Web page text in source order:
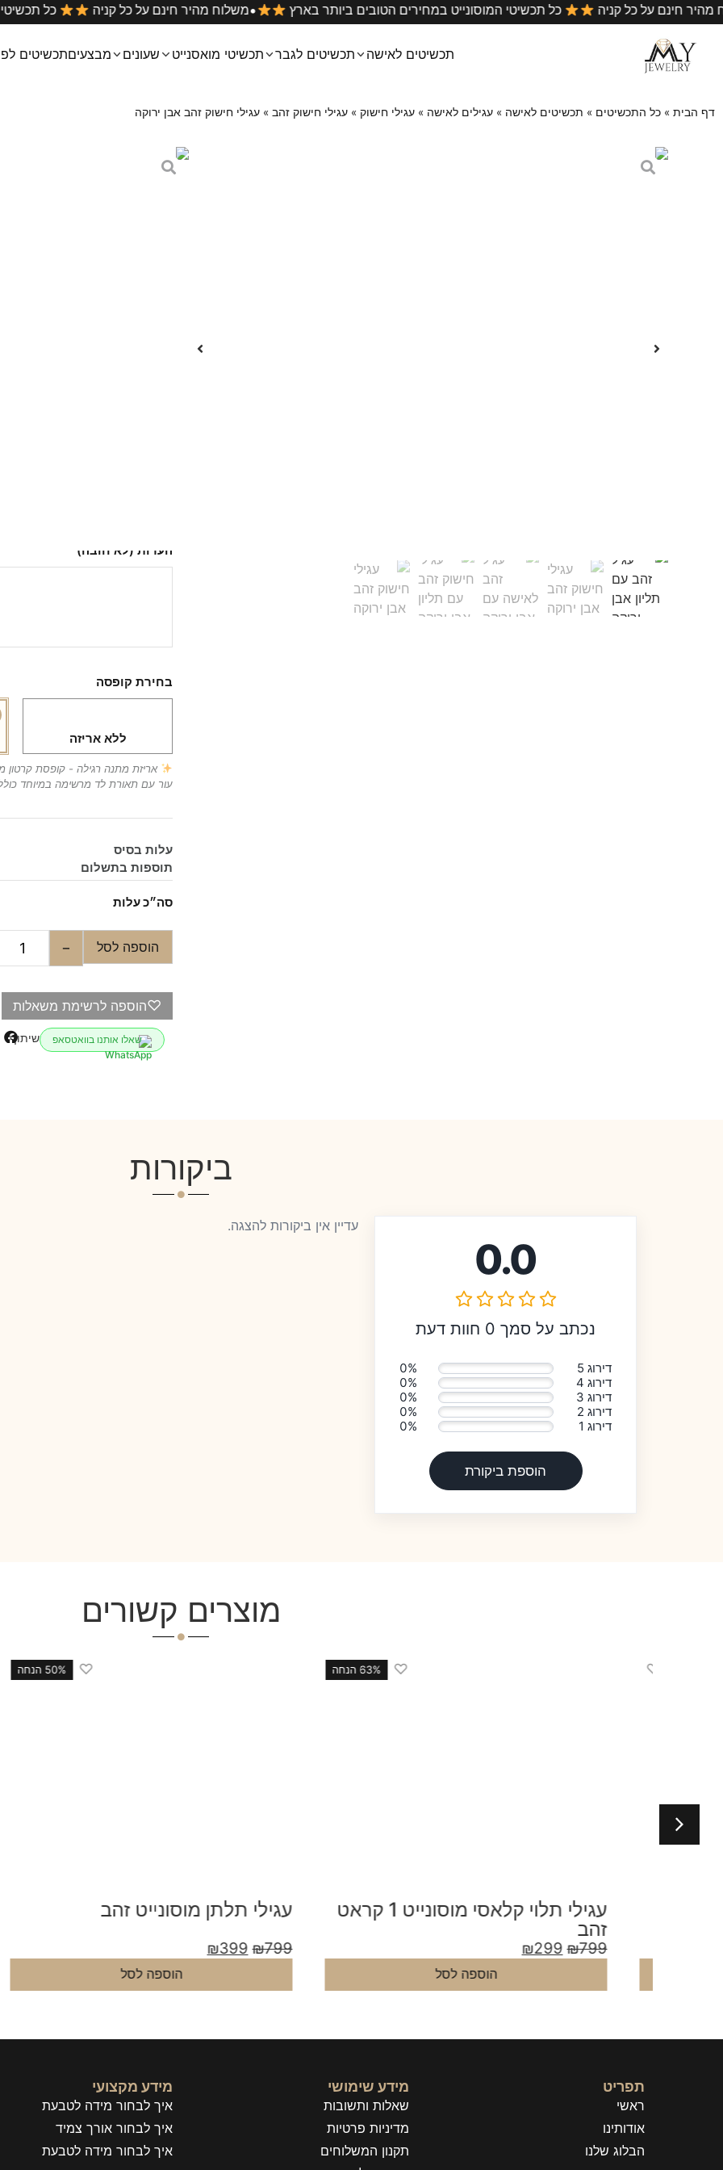
משלוח מהיר חינם על כל קניה• משלוח מהיר חינם על כל קניה כל תכשיטי המוסונייט במחירים הטובים ביותר בארץ •
תכשיטים לאישה תכשיטים לגבר תכשיטי מואסנייט שעונים מבצעיםתכשיטים
דף הבית » כל התכשיטים » תכשיטים לאישה » עגילים לאישה » עגילי חישוק » עגילי חישוק זהב » עגילי חישוק זהב אבן ירוקה
עגילי חישוק זהב
הערות (לא חובה)
בחירת קופסה
ללא אריזה
אריזת מתנה רגילה - קופסת קרטון
עור עם תאורת לד מרשימה במיוחד
עלות בסיס
תוספות בתשלום
סה״כ עלות
− הוספה לסל
♡הוספה לרשימת משאלות
שאלו אותנו בוואטסאפ שיתוף
ביקורות
0.0
נכתב על סמך 0 חוות דעת
דירוג 5
0%
דירוג 4
0%
דירוג 3
0%
דירוג 2
0%
דירוג 1
0%
הוספת ביקורת
עדיין אין ביקורות להצגה.
מוצרים קשורים
63% הנחה
עגילי תלוי קלאסי מוסונייט 1 קראט
זהב
₪
₪ 299
הוספה לסל
50% הנחה
עגילי תלתן מוסונייט זהב
₪
₪ 399
הוספה לסל
תפריט
ראשי
אודותינו
הבלוג שלנו
מידע שימושי
שאלות ותשובות
מדיניות פרטיות
תקנון המשלוחים
מידע מקצועי
איך לבחור מידה לטבעת
איך לבחור אורך צמיד
איך לבחור מידה לטבעת